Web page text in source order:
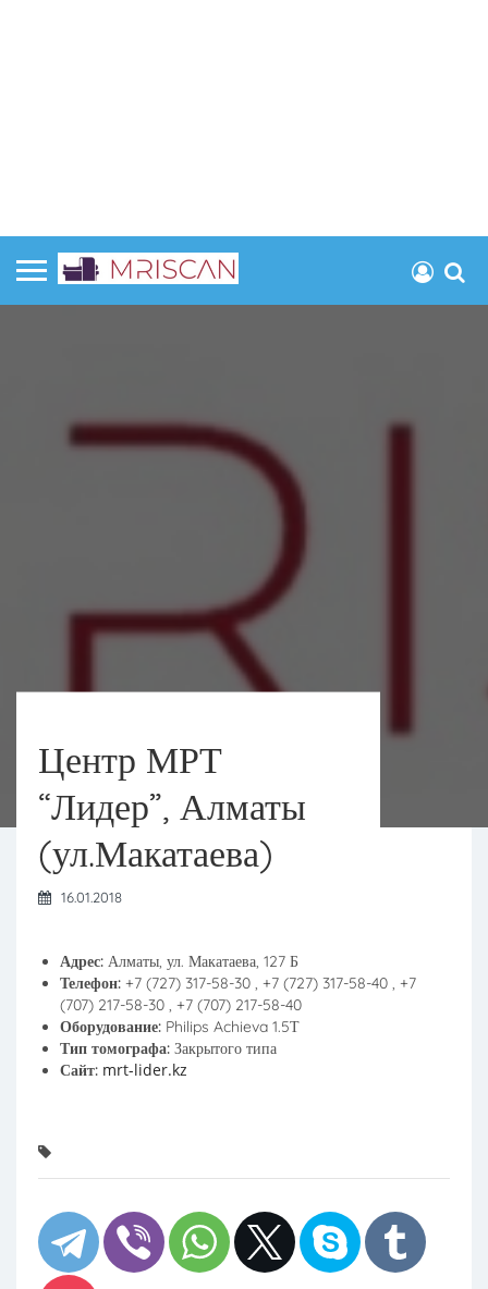
Центр МРТ
“Лидер”, Алматы
(ул.Макатаева)
16.01.2018
Адрес: Алматы, ул. Макатаева, 127 Б
Телефон: +7 (727) 317-58-30 , +7 (727) 317-58-40 , +7
(707) 217-58-30 , +7 (707) 217-58-40
Оборудование: Philips Achieva 1.5Т
Тип томографа: Закрытого типа
Сайт: mrt-lider.kz